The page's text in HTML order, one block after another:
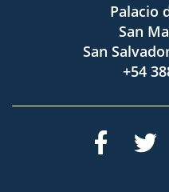
Palacio
San
San
+54